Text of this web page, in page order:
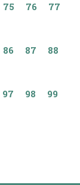
75 76 77
86 87 88
97 98 99